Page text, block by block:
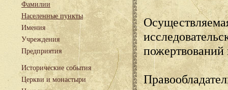
Фамилии
Населенные пункты
Имения
Учреждения
Предприятия
Исторические события
Церкви и монастыри
пожертвований